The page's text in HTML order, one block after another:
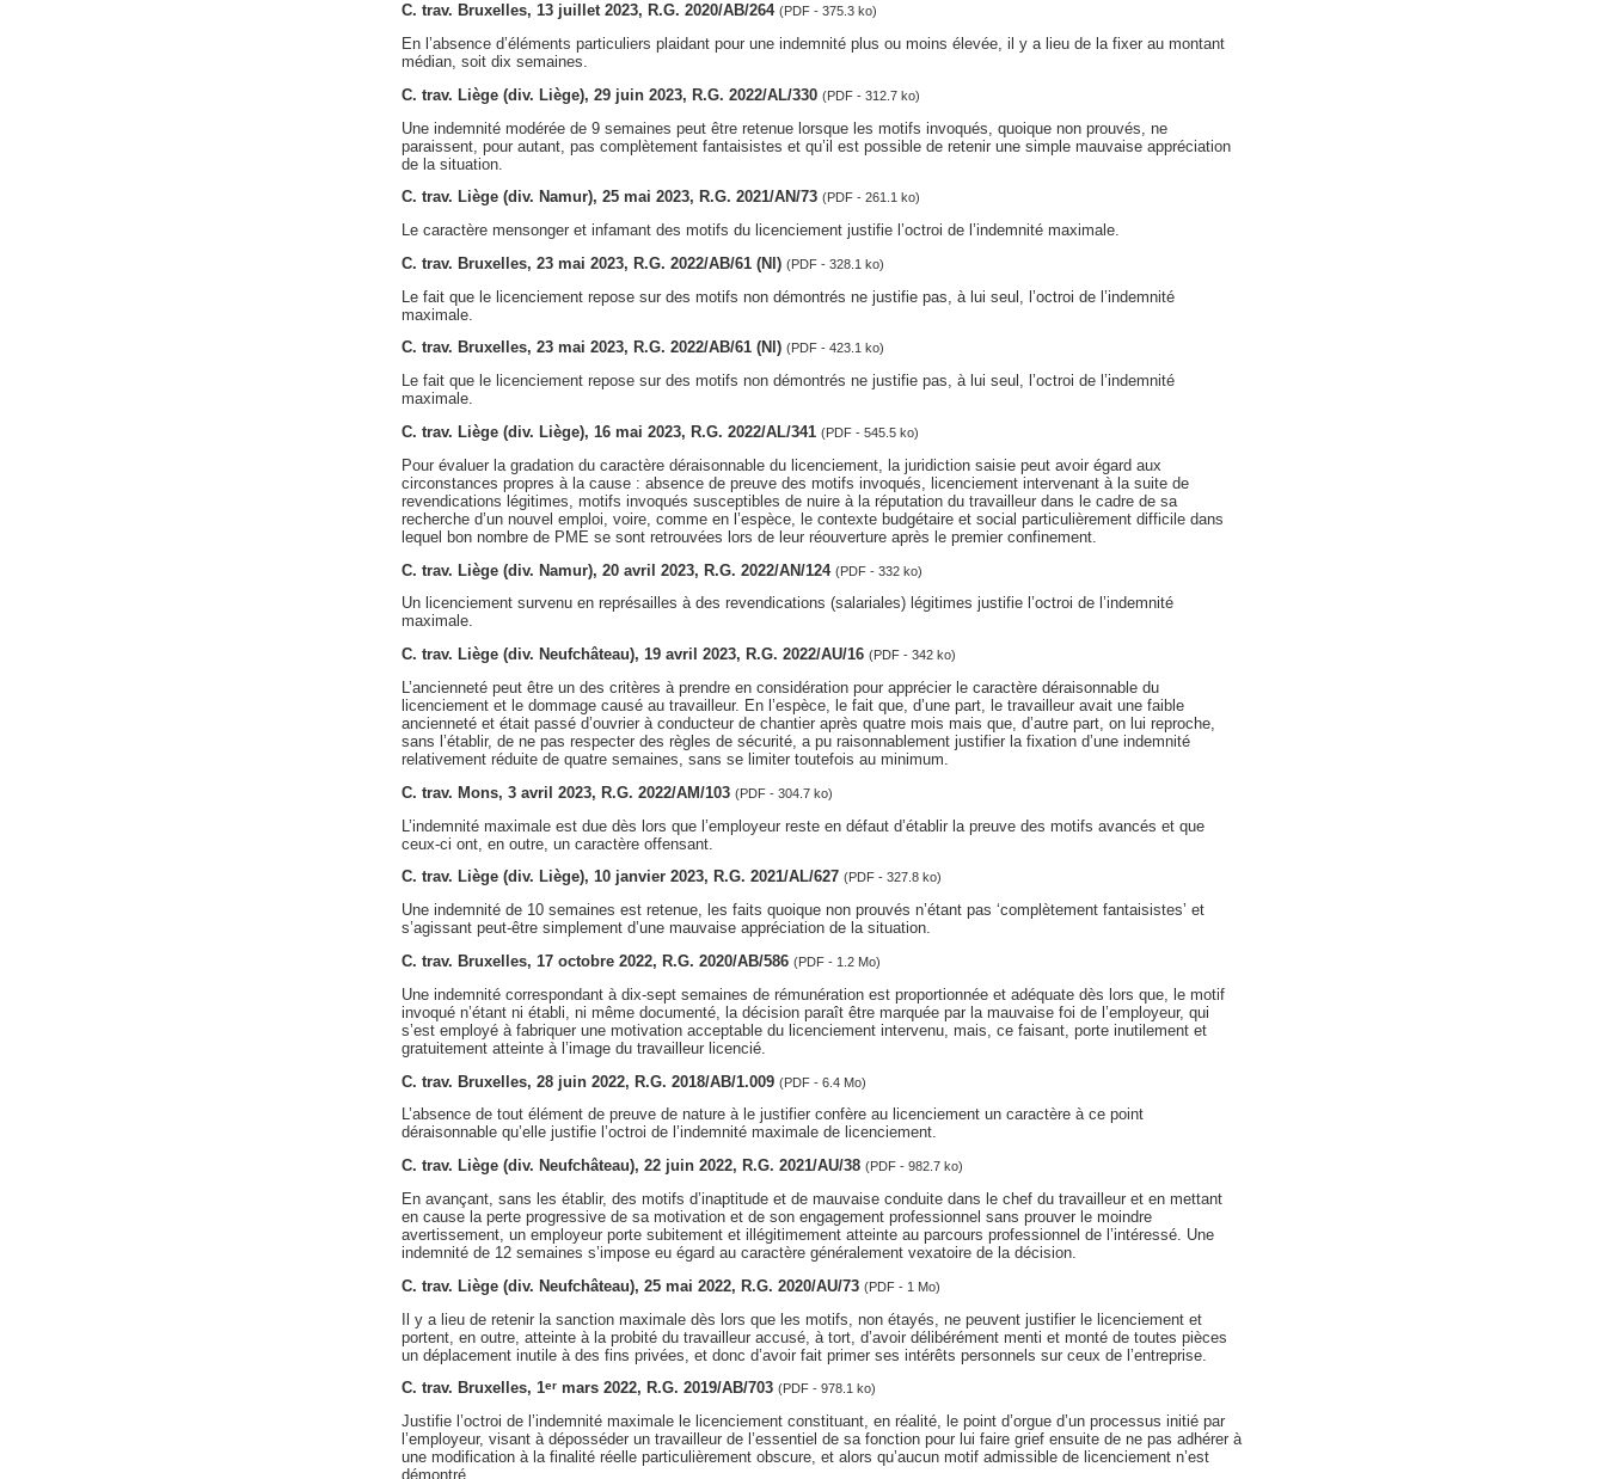
C. trav. Bruxelles, 13 juillet 2023, R.G. 2020/AB/264 (PDF - 375.3 ko)
En l’absence d’éléments particuliers plaidant pour une indemnité plus ou moins élevée, il y a lieu de la fixer au montant
médian, soit dix semaines.
C. trav. Liège (div. Liège), 29 juin 2023, R.G. 2022/AL/330 (PDF - 312.7 ko)
Une indemnité modérée de 9 semaines peut être retenue lorsque les motifs invoqués, quoique non prouvés, ne
paraissent, pour autant, pas complètement fantaisistes et qu’il est possible de retenir une simple mauvaise appréciation
de la situation.
C. trav. Liège (div. Namur), 25 mai 2023, R.G. 2021/AN/73 (PDF - 261.1 ko)
Le caractère mensonger et infamant des motifs du licenciement justifie l’octroi de l’indemnité maximale.
C. trav. Bruxelles, 23 mai 2023, R.G. 2022/AB/61 (Nl) (PDF - 328.1 ko)
Le fait que le licenciement repose sur des motifs non démontrés ne justifie pas, à lui seul, l’octroi de l’indemnité
maximale.
C. trav. Bruxelles, 23 mai 2023, R.G. 2022/AB/61 (Nl) (PDF - 423.1 ko)
Le fait que le licenciement repose sur des motifs non démontrés ne justifie pas, à lui seul, l’octroi de l’indemnité
maximale.
C. trav. Liège (div. Liège), 16 mai 2023, R.G. 2022/AL/341 (PDF - 545.5 ko)
Pour évaluer la gradation du caractère déraisonnable du licenciement, la juridiction saisie peut avoir égard aux
circonstances propres à la cause : absence de preuve des motifs invoqués, licenciement intervenant à la suite de
revendications légitimes, motifs invoqués susceptibles de nuire à la réputation du travailleur dans le cadre de sa
recherche d’un nouvel emploi, voire, comme en l’espèce, le contexte budgétaire et social particulièrement difficile dans
lequel bon nombre de PME se sont retrouvées lors de leur réouverture après le premier confinement.
C. trav. Liège (div. Namur), 20 avril 2023, R.G. 2022/AN/124 (PDF - 332 ko)
Un licenciement survenu en représailles à des revendications (salariales) légitimes justifie l’octroi de l’indemnité
maximale.
C. trav. Liège (div. Neufchâteau), 19 avril 2023, R.G. 2022/AU/16 (PDF - 342 ko)
L’ancienneté peut être un des critères à prendre en considération pour apprécier le caractère déraisonnable du
licenciement et le dommage causé au travailleur. En l’espèce, le fait que, d’une part, le travailleur avait une faible
ancienneté et était passé d’ouvrier à conducteur de chantier après quatre mois mais que, d’autre part, on lui reproche,
sans l’établir, de ne pas respecter des règles de sécurité, a pu raisonnablement justifier la fixation d’une indemnité
relativement réduite de quatre semaines, sans se limiter toutefois au minimum.
C. trav. Mons, 3 avril 2023, R.G. 2022/AM/103 (PDF - 304.7 ko)
L’indemnité maximale est due dès lors que l’employeur reste en défaut d’établir la preuve des motifs avancés et que
ceux-ci ont, en outre, un caractère offensant.
C. trav. Liège (div. Liège), 10 janvier 2023, R.G. 2021/AL/627 (PDF - 327.8 ko)
Une indemnité de 10 semaines est retenue, les faits quoique non prouvés n’étant pas ‘complètement fantaisistes’ et
s’agissant peut-être simplement d’une mauvaise appréciation de la situation.
C. trav. Bruxelles, 17 octobre 2022, R.G. 2020/AB/586 (PDF - 1.2 Mo)
Une indemnité correspondant à dix-sept semaines de rémunération est proportionnée et adéquate dès lors que, le motif
invoqué n’étant ni établi, ni même documenté, la décision paraît être marquée par la mauvaise foi de l’employeur, qui
s’est employé à fabriquer une motivation acceptable du licenciement intervenu, mais, ce faisant, porte inutilement et
gratuitement atteinte à l’image du travailleur licencié.
C. trav. Bruxelles, 28 juin 2022, R.G. 2018/AB/1.009 (PDF - 6.4 Mo)
L’absence de tout élément de preuve de nature à le justifier confère au licenciement un caractère à ce point
déraisonnable qu’elle justifie l’octroi de l’indemnité maximale de licenciement.
C. trav. Liège (div. Neufchâteau), 22 juin 2022, R.G. 2021/AU/38 (PDF - 982.7 ko)
En avançant, sans les établir, des motifs d’inaptitude et de mauvaise conduite dans le chef du travailleur et en mettant
en cause la perte progressive de sa motivation et de son engagement professionnel sans prouver le moindre
avertissement, un employeur porte subitement et illégitimement atteinte au parcours professionnel de l’intéressé. Une
indemnité de 12 semaines s’impose eu égard au caractère généralement vexatoire de la décision.
C. trav. Liège (div. Neufchâteau), 25 mai 2022, R.G. 2020/AU/73 (PDF - 1 Mo)
Il y a lieu de retenir la sanction maximale dès lors que les motifs, non étayés, ne peuvent justifier le licenciement et
portent, en outre, atteinte à la probité du travailleur accusé, à tort, d’avoir délibérément menti et monté de toutes pièces
un déplacement inutile à des fins privées, et donc d’avoir fait primer ses intérêts personnels sur ceux de l’entreprise.
C. trav. Bruxelles, 1ermars 2022, R.G. 2019/AB/703 (PDF - 978.1 ko)
Justifie l’octroi de l’indemnité maximale le licenciement constituant, en réalité, le point d’orgue d’un processus initié par
l’employeur, visant à déposséder un travailleur de l’essentiel de sa fonction pour lui faire grief ensuite de ne pas adhérer à
une modification à la finalité réelle particulièrement obscure, et alors qu’aucun motif admissible de licenciement n’est
démontré.